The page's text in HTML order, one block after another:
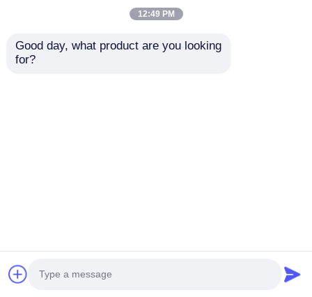
12:49 PM
Good day, what product are you looking
for?